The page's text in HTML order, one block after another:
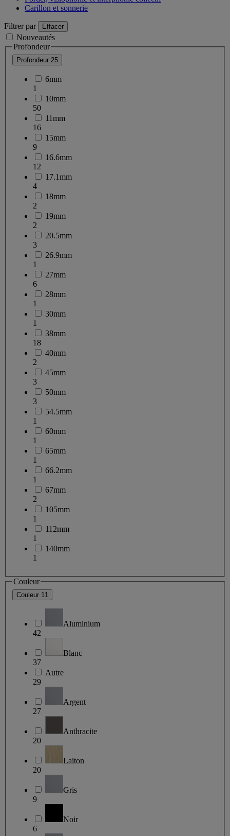
Carillon et sonnerie
Filtrer par Effacer
Nouveautés
Profondeur
Profondeur 25
6mm
1
10mm
50
11mm
16
15mm
9
16.6mm
12
17.1mm
4
18mm
2
19mm
2
20.5mm
3
26.9mm
1
27mm
6
28mm
1
30mm
1
38mm
18
40mm
2
45mm
3
50mm
3
54.5mm
1
60mm
1
65mm
1
66.2mm
1
67mm
2
105mm
1
112mm
1
140mm
1
Couleur
Couleur 11
Aluminium
42
Blanc
37
Autre
29
Argent
27
Anthracite
20
Laiton
20
Gris
9
Noir
6